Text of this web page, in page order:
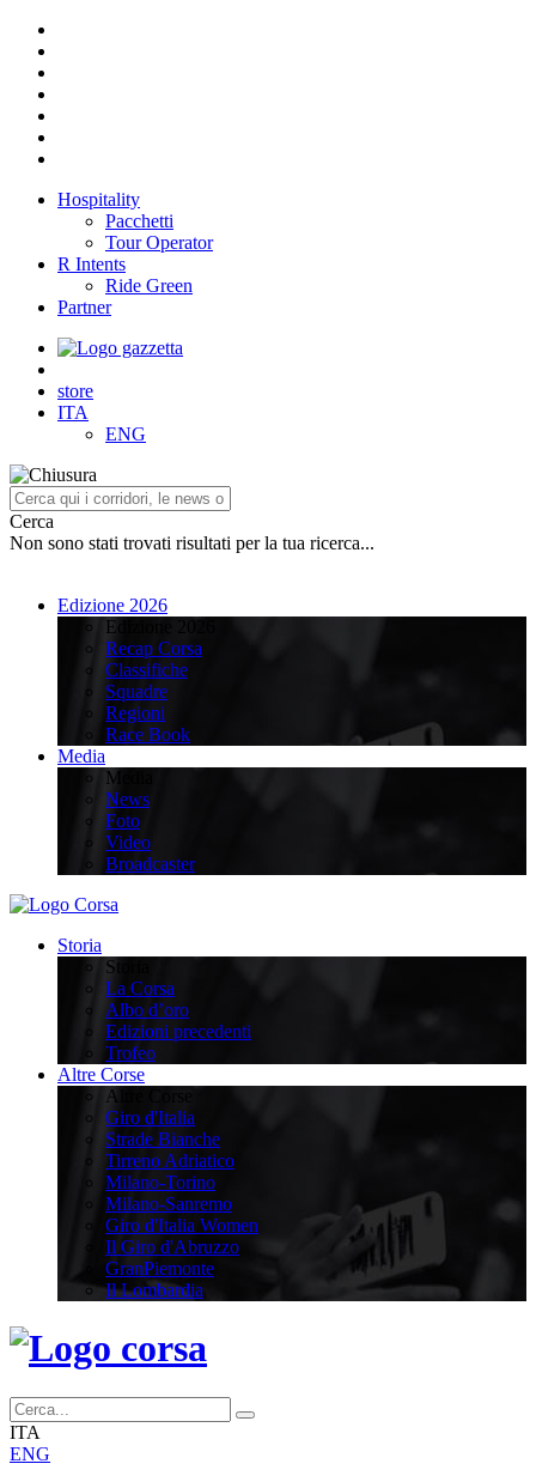
Hospitality
Pacchetti
Tour Operator
R Intents
Ride Green
Partner
store
ITA
ENG
Cerca
Non sono stati trovati risultati per la tua ricerca...
Edizione 2026
Edizione 2026
Recap Corsa
Classifiche
Squadre
Regioni
Race Book
Media
Media
News
Foto
Video
Broadcaster
Storia
Storia
La Corsa
Albo d’oro
Edizioni precedenti
Trofeo
Altre Corse
Altre Corse
Giro d'Italia
Strade Bianche
Tirreno Adriatico
Milano-Torino
Milano-Sanremo
Giro d'Italia Women
Il Giro d'Abruzzo
GranPiemonte
Il Lombardia
ITA
ENG